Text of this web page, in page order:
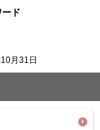
ド
月31日